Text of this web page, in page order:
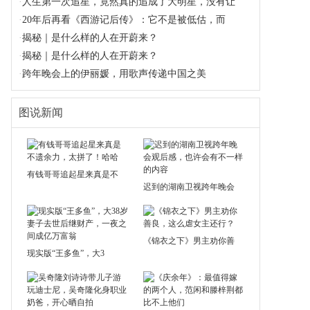
·20年后再看《西游记后传》：它不是被低估，而
·揭秘｜是什么样的人在开蔚来？
·揭秘｜是什么样的人在开蔚来？
·跨年晚会上的伊丽媛，用歌声传递中国之美
图说新闻
有钱哥哥追起星来真是不
迟到的湖南卫视跨年晚会
现实版“王多鱼”，大3
《锦衣之下》男主劝你善